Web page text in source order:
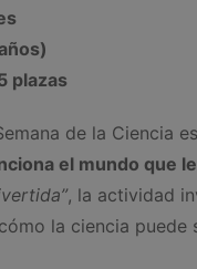
plazas
de la Ciencia
el mundo que
, la actividad
la ciencia